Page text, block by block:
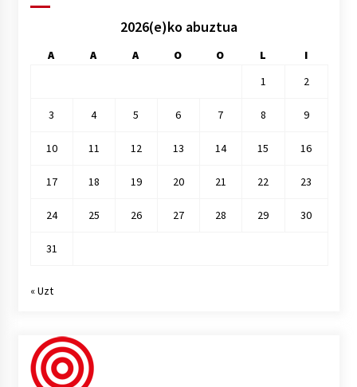
2026(e)ko abuztua
A A A O O L
I
1
2
3 4 5 6 7 8 9
10 11 12 13 14 15 16
17 18 19 20 21 22 23
24 25 26 27 28 29 30
31
« Uzt